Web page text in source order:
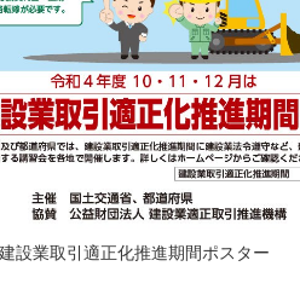
設業取引適正化推進期間ポスター